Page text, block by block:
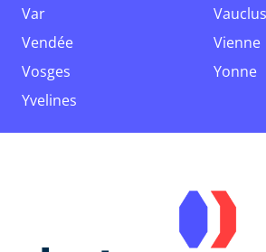
Var
Vendée
Vienne
Vosges
Yonne
Yvelines